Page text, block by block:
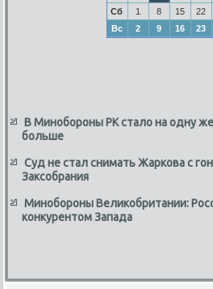
Сб
1 8 15 22
Вс
2 9 16 23
В Минобороны РК стало на одну
больше
Суд не стал снимать Жаркова с
Заксобрания
Минобороны Великобритании:
конкурентом Запада